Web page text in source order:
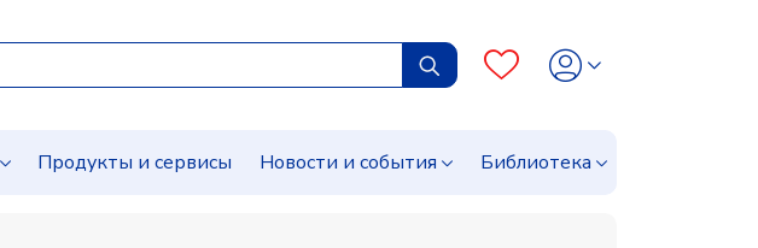
Продукты и сервисы Новости и события Библиотека